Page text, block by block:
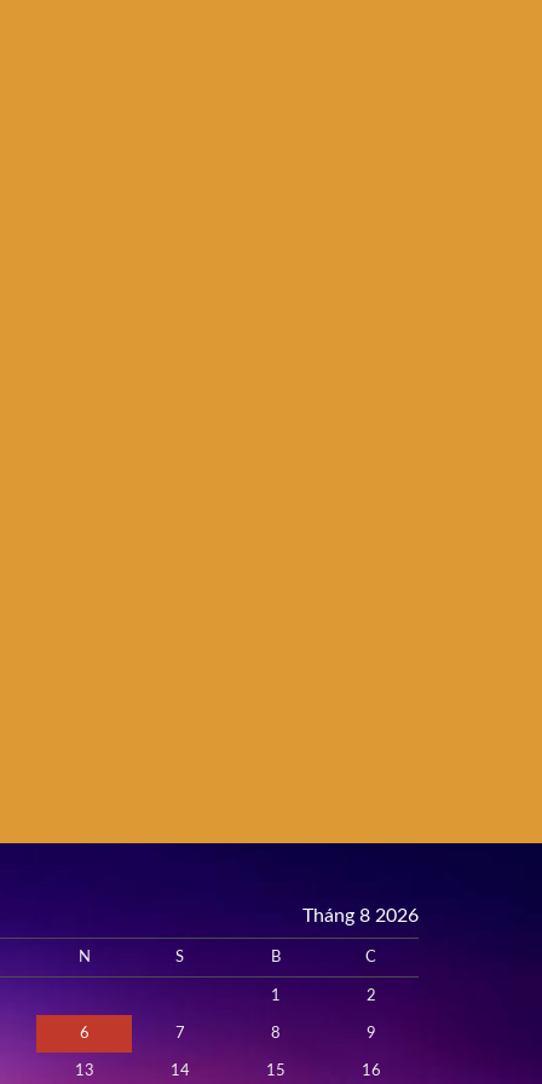
Tháng 8 2026
N S B C
1 2
6 7 8 9
13 14 15 16